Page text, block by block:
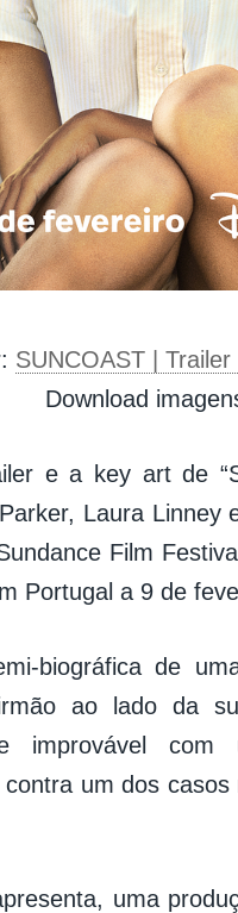
SUNCOAST |
Download
e a key art de
Laura
Film
Portugal a 9 de
biográfica de
ao lado da
improvável com
um dos
uma